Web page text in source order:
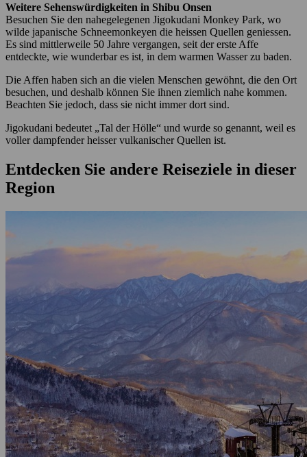
Weitere Sehenswürdigkeiten in Shibu Onsen
Besuchen Sie den nahegelegenen Jigokudani Monkey Park, wo
wilde japanische Schneemonkeyen die heissen Quellen geniessen.
Es sind mittlerweile 50 Jahre vergangen, seit der erste Affe
entdeckte, wie wunderbar es ist, in dem warmen Wasser zu baden.
Die Affen haben sich an die vielen Menschen gewöhnt, die den Ort
besuchen, und deshalb können Sie ihnen ziemlich nahe kommen.
Beachten Sie jedoch, dass sie nicht immer dort sind.
Jigokudani bedeutet „Tal der Hölle“ und wurde so genannt, weil es
voller dampfender heisser vulkanischer Quellen ist.
Entdecken Sie andere Reiseziele in dieser
Region